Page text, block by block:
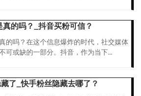
的吗？_抖音买粉可信？
的吗？在这个信息爆炸的时代，社交媒体
可或缺的一部分。抖音，作为当下...
了_快手粉丝隐藏去哪了？